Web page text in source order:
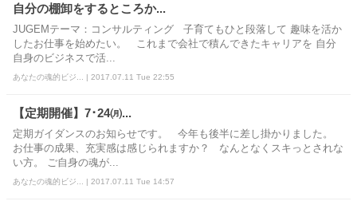
自分の棚卸をするところか...
JUGEMテーマ：コンサルティング 子育てもひと段落して 趣味を活か
したお仕事を始めたい。 これまで会社で積んできたキャリアを 自分
自身のビジネスで活...
あなたの魂的ビジ... | 2017.07.11 Tue 22:55
【定期開催】7･24㈪...
定期ガイダンスのお知らせです。 今年も後半に差し掛かりました。
お仕事の成果、充実感は感じられますか？ なんとなくスキっとされな
い方。 ご自身の魂が...
あなたの魂的ビジ... | 2017.07.11 Tue 14:57